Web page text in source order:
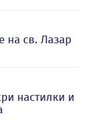
на св. Лазар
настилки и